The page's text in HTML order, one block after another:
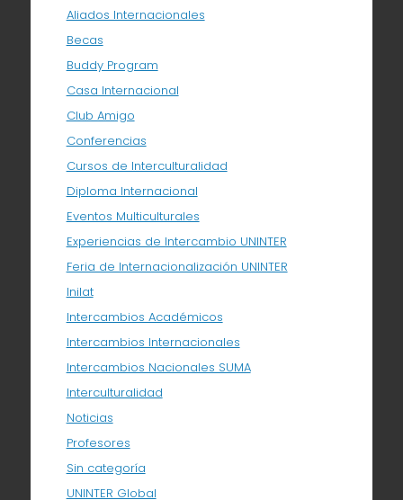
Aliados Internacionales
Becas
Buddy Program
Casa Internacional
Club Amigo
Conferencias
Cursos de Interculturalidad
Diploma Internacional
Eventos Multiculturales
Experiencias de Intercambio UNINTER
Feria de Internacionalización UNINTER
Inilat
Intercambios Académicos
Intercambios Internacionales
Intercambios Nacionales SUMA
Interculturalidad
Noticias
Profesores
Sin categoría
UNINTER Global